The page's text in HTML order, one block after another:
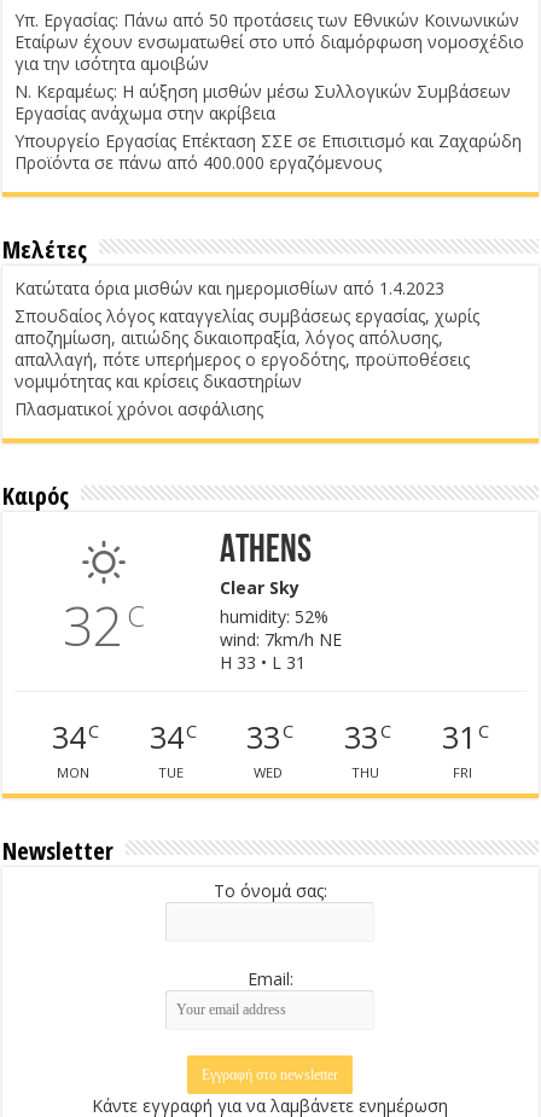
Υπ. Εργασίας: Πάνω από 50 προτάσεις των Εθνικών Κοινωνικών
Εταίρων έχουν ενσωματωθεί στο υπό διαμόρφωση νομοσχέδιο
για την ισότητα αμοιβών
Ν. Κεραμέως: Η αύξηση μισθών μέσω Συλλογικών Συμβάσεων
Εργασίας ανάχωμα στην ακρίβεια
Υπουργείο Εργασίας Επέκταση ΣΣΕ σε Επισιτισμό και Ζαχαρώδη
Προϊόντα σε πάνω από 400.000 εργαζόμενους
Μελέτες
Κατώτατα όρια μισθών και ημερομισθίων από 1.4.2023
Σπουδαίος λόγος καταγγελίας συμβάσεως εργασίας, χωρίς
αποζημίωση, αιτιώδης δικαιοπραξία, λόγος απόλυσης,
απαλλαγή, πότε υπερήμερος ο εργοδότης, προϋποθέσεις
νομιμότητας και κρίσεις δικαστηρίων
Πλασματικοί χρόνοι ασφάλισης
Καιρός
32 C
Athens
Clear Sky
humidity: 52%
wind: 7km/h NE
H 33 • L 31
34C
MON
34C
TUE
33C
WED
33C
THU
31 C
FRI
Newsletter
Το όνομά σας:
Email:
Κάντε εγγραφή για να λαμβάνετε ενημέρωση